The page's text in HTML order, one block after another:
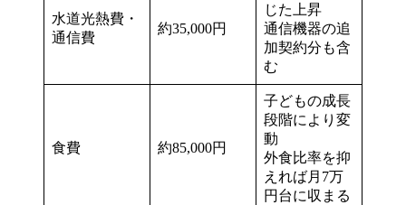
水道光熱費・
通信費
約35,000円
じた上昇
通信機器の追
加契約分も含
む
食費 約85,000円
子どもの成長
段階により変
動
外食比率を抑
えれば月7万
円台に収まる